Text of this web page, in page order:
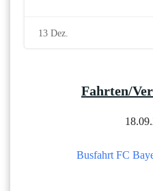
13 Dez.
Fahrten/
Busfahrt FC